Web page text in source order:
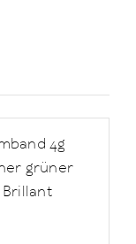
4g
grüner
Brillant